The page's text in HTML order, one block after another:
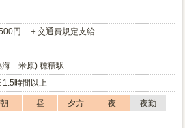
円 ＋交通費規定支給
－米原) 穂積駅
1.5時間以上
朝 昼 夕方 夜
夜勤